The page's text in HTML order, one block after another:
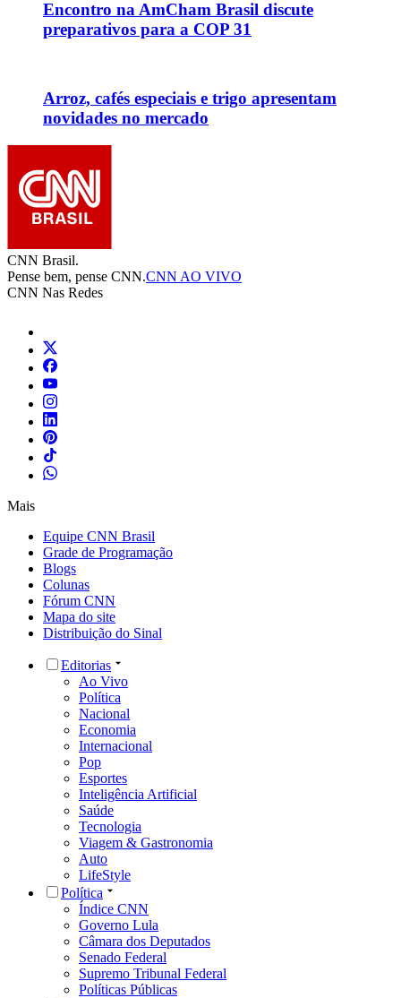
Encontro na AmCham Brasil discute
preparativos para a COP 31
Arroz, cafés especiais e trigo apresentam
novidades no mercado
CNN Brasil.
Pense bem, pense CNN.CNN AO VIVO
CNN Nas Redes
Mais
Equipe CNN Brasil
Grade de Programação
Blogs
Colunas
Fórum CNN
Mapa do site
Distribuição do Sinal
Editorias
Ao Vivo
Política
Nacional
Economia
Internacional
Pop
Esportes
Inteligência Artificial
Saúde
Tecnologia
Viagem & Gastronomia
Auto
LifeStyle
Política
Índice CNN
Governo Lula
Câmara dos Deputados
Senado Federal
Supremo Tribunal Federal
Políticas Públicas